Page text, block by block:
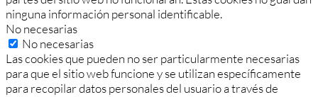
ninguna información personal identificable.
No necesarias
No necesarias
Las cookies que pueden no ser particularmente necesarias
para que el sitio web funcione y se utilizan específicamente
para recopilar datos personales del usuario a través de